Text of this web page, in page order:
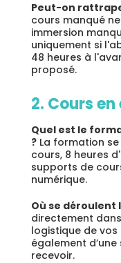
Peut-on
cours manqué
immersion
uniquement si
48 heures à
proposé.
2. Cours
Quel est le
?La formation se
cours, 8 heures
supports de
numérique.
Où se déroulent
directement
logistique de vos
également
recevoir.